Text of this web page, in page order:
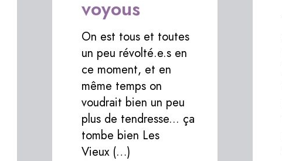
voyous
On est tous et toutes
un peu révolté.e.s en
ce moment, et en
même temps on
voudrait bien un peu
plus de tendresse... ça
tombe bien Les
Vieux (…)